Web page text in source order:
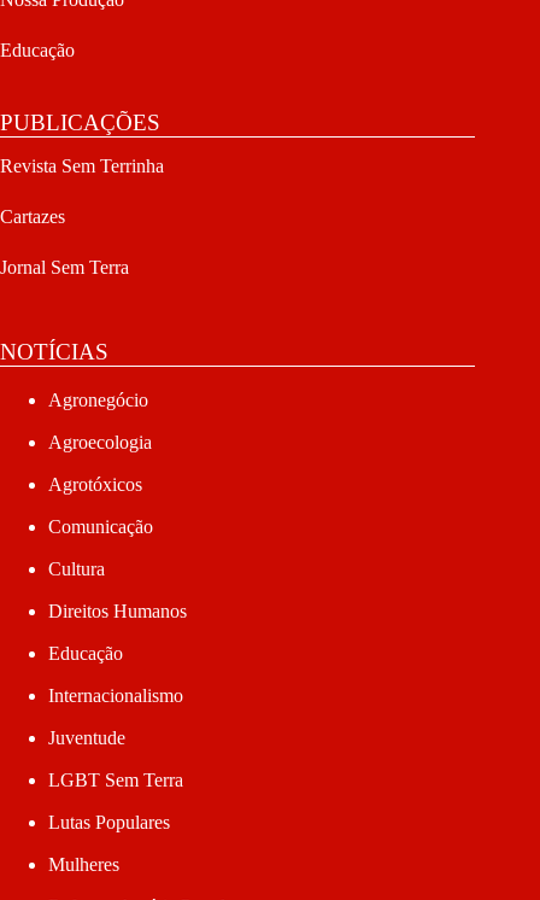
Educação
PUBLICAÇÕES
Revista Sem Terrinha
Cartazes
Jornal Sem Terra
NOTÍCIAS
Agronegócio
Agroecologia
Agrotóxicos
Comunicação
Cultura
Direitos Humanos
Educação
Internacionalismo
Juventude
LGBT Sem Terra
Lutas Populares
Mulheres